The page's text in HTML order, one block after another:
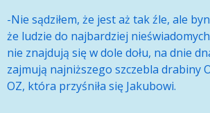
-Nie sądziłem, że jest aż tak źle, ale
że ludzie do najbardziej
nie znajdują się w dole dołu, na dnie
zajmują najniższego szczebla drabiny
OZ, która przyśniła się Jakubowi.